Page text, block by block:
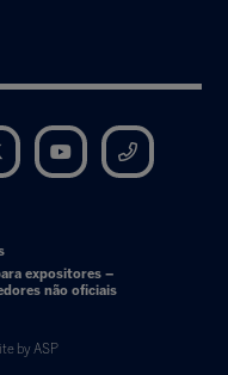
Twitter YouTube
expositores –
não oficiais
by ASP